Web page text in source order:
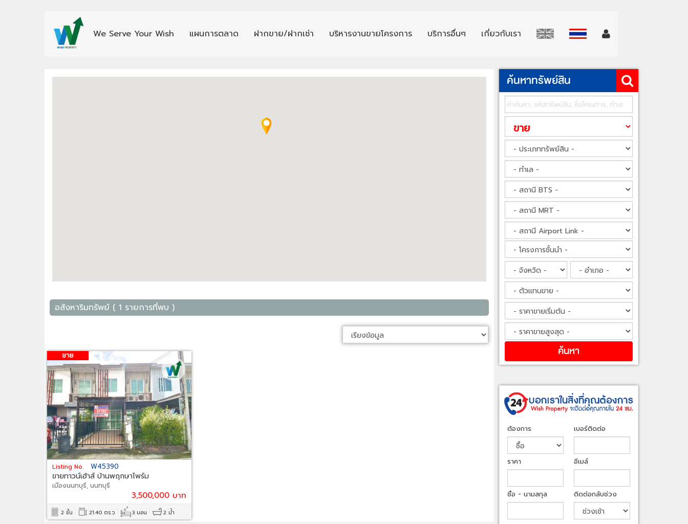
We Serve Your Wish แผนการตลาด ฝากขาย/ฝากเช่า บริหารงานขายโครงการ บริการอื่นๆ เกี่ยวกับเรา
อสังหาริมทรัพย์ ( 1 รายการที่พบ )
Listing No. W45390
ขายทาวน์เฮ้าส์ บ้านพฤกษาไพร์ม
บางศรีเมือง
เมืองนนทบุรี, นนทบุรี
3,500,000 บาท
2 ชั้น 21.40 ตร.ว. 3 นอน 2 น้ำ
ค้นหาทรัพย์สิน
ต้องการ
ราคา
ชื่อ - นามสกุล
เบอร์ติดต่อ
อีเมล์
ติดต่อกลับช่วง